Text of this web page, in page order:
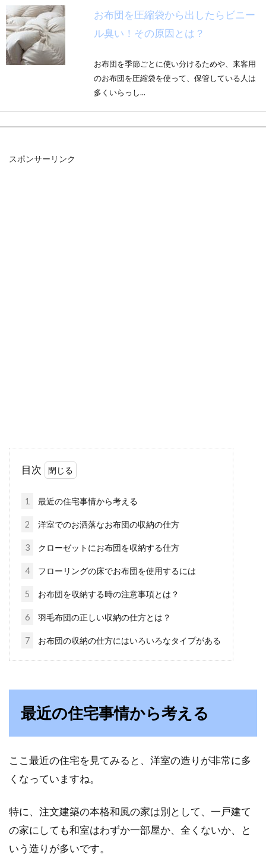
お布団を圧縮袋から出したらビニー
ル臭い！その原因とは？
お布団を季節ごとに使い分けるためや、来客用
のお布団を圧縮袋を使って、保管している人は
多くいらっし...
お布団のダニ対策で、お悩みの方は多いのでは
ないでしょうか。そうした方に人気の布団クリ
一人暮らし！！賃貸へ引っ越す前に
購入する物を確認しよう！
初めての一人暮らし、ドキドキ、ワクワクしま
すよね！？賃貸アパートなどに引っ越す予定の
方、必要...
する打ち...
お布団の湿気対策！湿気に気を付け
なければいけない理由は？
スポンサーリンク
目次
1 最近の住宅事情から考える
2 洋室でのお洒落なお布団の収納の仕方
3 クローゼットにお布団を収納する仕方
4 フローリングの床でお布団を使用するには
5 お布団を収納する時の注意事項とは？
6 羽毛布団の正しい収納の仕方とは？
7 お布団の収納の仕方にはいろいろなタイプがある
最近の住宅事情から考える
ここ最近の住宅を見てみると、洋室の造りが非常に多
くなっていますね。
特に、注文建築の本格和風の家は別として、一戸建て
の家にしても和室はわずか一部屋か、全くないか、と
いう造りが多いです。